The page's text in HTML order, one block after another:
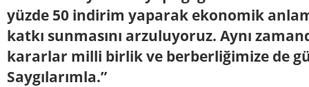
yüzde 50 indirim yaparak ekonomik
katkı sunmasını arzuluyoruz. Aynı
kararlar milli birlik ve berberliğimize de
Saygılarımla.”